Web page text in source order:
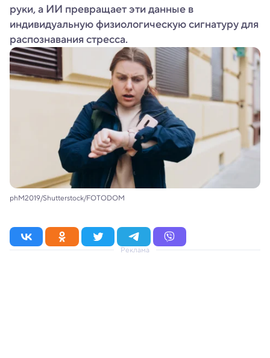
руки, а ИИ превращает эти данные в
индивидуальную физиологическую сигнатуру для
распознавания стресса.
phM2019/Shutterstock/FOTODOM
Реклама